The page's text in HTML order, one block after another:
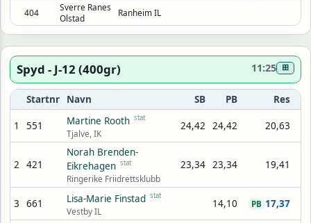
404
Sverre Ranes
Olstad
Ranheim IL
Spyd - J-12 (400gr) 11:25 ⊞
Startnr Navn SB PB Res
1 551 Martine Rooth stat
Tjalve, IK
24,42 24,42 20,63
2 421
Norah Brenden-
Eikrehagen stat
Ringerike Friidrettsklubb
23,34 23,34 19,41
3 661 Lisa-Marie Finstad stat
Vestby IL
14,10 17,37
PB